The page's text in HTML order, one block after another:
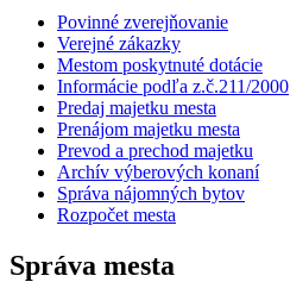
Povinné zverejňovanie
Verejné zákazky
Mestom poskytnuté dotácie
Informácie podľa z.č.211/2000
Predaj majetku mesta
Prenájom majetku mesta
Prevod a prechod majetku
Archív výberových konaní
Správa nájomných bytov
Rozpočet mesta
Správa mesta